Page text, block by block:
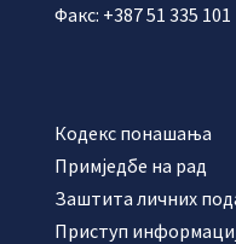
Факс: +387 51 335 101
Кодекс понашања
Примједбе на рад
Заштита личних
Приступ